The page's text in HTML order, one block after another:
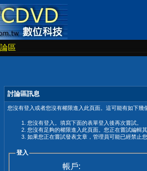
區
討論區訊息
您沒有登入或者您沒有權限進入此頁面。這可能有如下幾
您沒有登入。填寫下面的表單登入後再次嘗試。
您沒有足夠的權限進入此頁面。您正在嘗試編輯
如果您正在嘗試發表文章，管理員可能已經禁止
登入
帳戶: